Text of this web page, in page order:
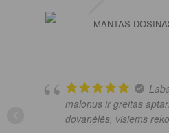
MANTAS
malonūs ir greitas
dovanėlės, visiems